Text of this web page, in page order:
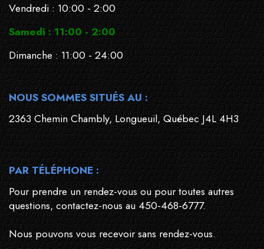
Vendredi : 10:00 - 2:00
Samedi : 11:00 - 2:00
Dimanche : 11:00 - 24:00
NOUS SOMMES SITUÉS AU :
2363 Chemin Chambly, Longueuil, Québec J4L 4H3
PAR TÉLÉPHONE :
Pour prendre un rendez-vous ou pour toutes autres
questions, contactez-nous au 450-468-6777.
Nous pouvons vous recevoir sans rendez-vous.